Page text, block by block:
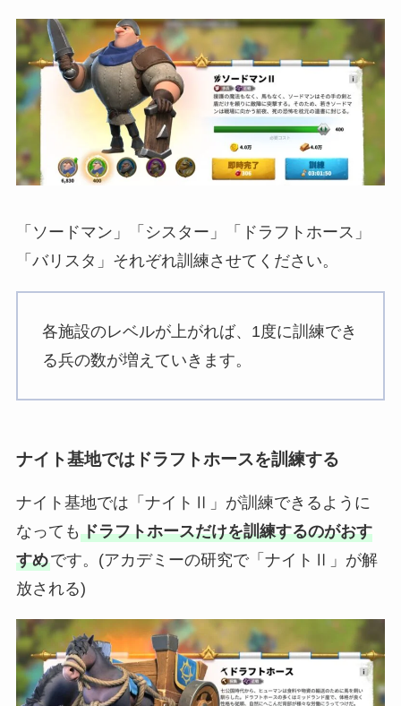
「ソードマン」「シスター」「ドラフトホース」
「バリスタ」それぞれ訓練させてください。
各施設のレベルが上がれば、1度に訓練でき
る兵の数が増えていきます。
ナイト基地ではドラフトホースを訓練する
ナイト基地では「ナイトⅡ」が訓練できるように
なっても ドラフトホースだけを訓練するのがおす
すめです。(アカデミーの研究で「ナイトⅡ」が解
放される)